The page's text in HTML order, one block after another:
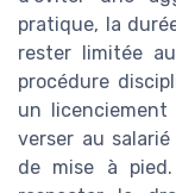
pratique, la
rester limitée
procédure
un licenciement
verser au
de mise à pied.